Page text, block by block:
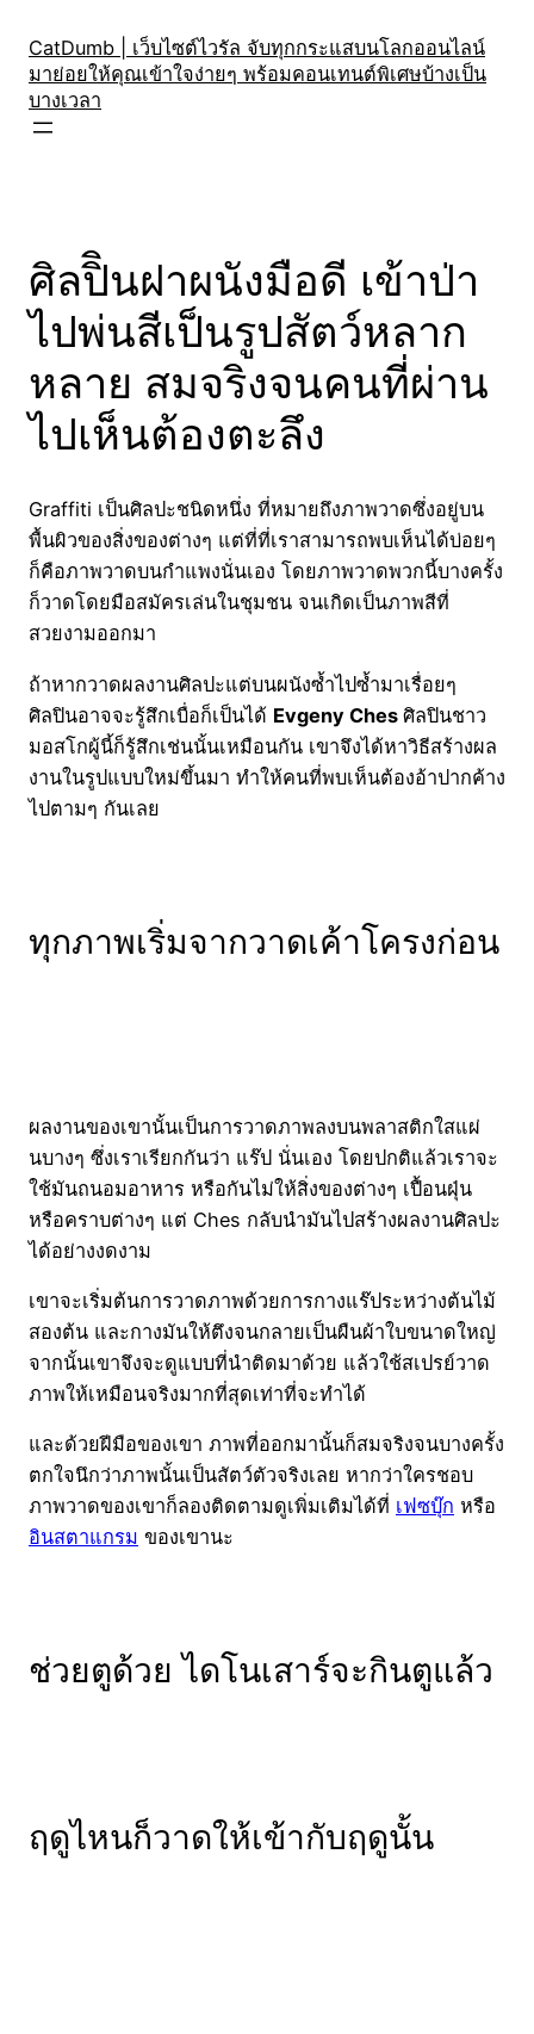
content
CatDumb | เว็บไซต์ไวรัล จับทุกกระแสบนโลกออนไลน์
มาย่อยให้คุณเข้าใจง่ายๆ พร้อมคอนเทนต์พิเศษบ้างเป็น
บางเวลา
ศิลปิินฝาผนังมือดี เข้าป่า
ไปพ่นสีเป็นรูปสัตว์หลาก
หลาย สมจริงจนคนที่ผ่าน
ไปเห็นต้องตะลึง
Graffiti เป็นศิลปะชนิดหนึ่ง ที่หมายถึงภาพวาดซึ่งอยู่บน
พื้นผิวของสิ่งของต่างๆ แต่ที่ที่เราสามารถพบเห็นได้บ่อยๆ
ก็คือภาพวาดบนกำแพงนั่นเอง โดยภาพวาดพวกนี้บางครั้ง
ก็วาดโดยมือสมัครเล่นในชุมชน จนเกิดเป็นภาพสีที่
สวยงามออกมา
ถ้าหากวาดผลงานศิลปะแต่บนผนังซ้ำไปซ้ำมาเรื่อยๆ
ศิลปินอาจจะรู้สึกเบื่อก็เป็นได้ Evgeny Ches ศิลปินชาว
มอสโกผู้นี้ก็รู้สึกเช่นนั้นเหมือนกัน เขาจึงได้หาวิธีสร้างผล
งานในรูปแบบใหม่ขึ้นมา ทำให้คนที่พบเห็นต้องอ้าปากค้าง
ไปตามๆ กันเลย
ทุกภาพเริ่มจากวาดเค้าโครงก่อน
ผลงานของเขานั้นเป็นการวาดภาพลงบนพลาสติกใสแผ่
นบางๆ ซึ่งเราเรียกกันว่า แร๊ป นั่นเอง โดยปกติแล้วเราจะ
ใช้มันถนอมอาหาร หรือกันไม่ให้สิ่งของต่างๆ เปื้อนฝุ่น
หรือคราบต่างๆ แต่ Ches กลับนำมันไปสร้างผลงานศิลปะ
ได้อย่างงดงาม
เขาจะเริ่มต้นการวาดภาพด้วยการกางแร๊ประหว่างต้นไม้
สองต้น และกางมันให้ตึงจนกลายเป็นผืนผ้าใบขนาดใหญ่
จากนั้นเขาจึงจะดูแบบที่นำติดมาด้วย แล้วใช้สเปรย์วาด
ภาพให้เหมือนจริงมากที่สุดเท่าที่จะทำได้
และด้วยฝีมือของเขา ภาพที่ออกมานั้นก็สมจริงจนบางครั้ง
ตกใจนึกว่าภาพนั้นเป็นสัตว์ตัวจริงเลย หากว่าใครชอบ
ภาพวาดของเขาก็ลองติดตามดูเพิ่มเติมได้ที่ เฟซบุ๊ก หรือ
อินสตาแกรม ของเขานะ
ช่วยตูด้วย ไดโนเสาร์จะกินตูแล้ว
ฤดูไหนก็วาดให้เข้ากับฤดูนั้น